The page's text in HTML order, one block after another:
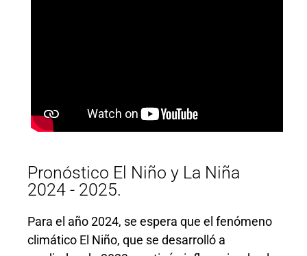
Pronóstico El Niño y La Niña
2024 - 2025.
Para el año 2024, se espera que el fenómeno
climático El Niño, que se desarrolló a